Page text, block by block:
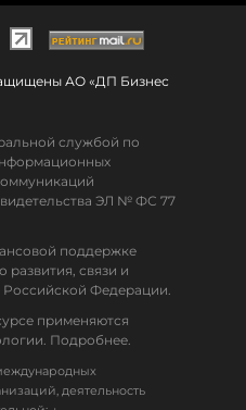
АО «ДП Бизнес
службой по
ЭЛ № ФС 77
поддержке
связи и
Федерации.
применяются
Подробнее.
деятельность